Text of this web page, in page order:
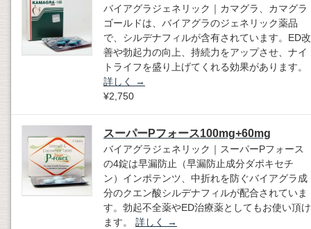
バイアグラジェネリック｜カマグラ、カマグラ
ゴールドは、バイアグラのジェネリック薬品
で、シルデナフィルが含有されています。ED改
善や勃起力の向上、持続力をアップさせ、ナイ
トライフを盛り上げてくれる効果があります。
詳しく
→
¥2,750
スーパーPフォース100mg+60mg
バイアグラジェネリック｜スーパーPフォース
の4錠は早漏防止（早漏防止成分ダポキセチ
ン）インポテンツ、中折れを防ぐバイアグラ成
分のクエン酸シルデナフィルが配合されていま
す。勃起不全薬やED治療薬としてもお使い頂け
ます。 詳しく
→